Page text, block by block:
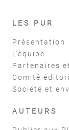
LES PUR
Présentation
L'équipe
Partenaires
Comité
Société et
AUTEURS